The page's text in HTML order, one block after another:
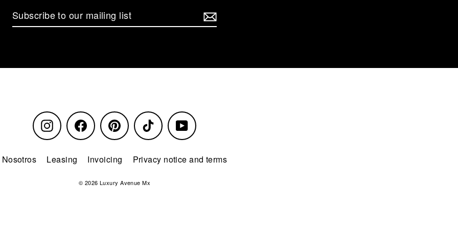
Instagram Facebook Pinterest TikTok YouTube
Nosotros Leasing Invoicing Privacy notice and terms
© 2026 Luxury Avenue Mx